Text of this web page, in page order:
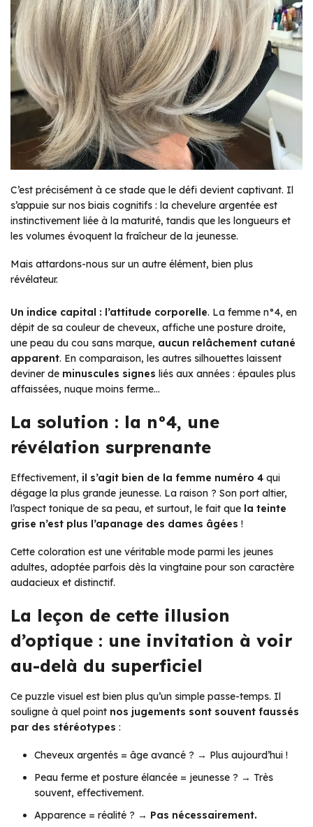
C’est précisément à ce stade que le défi devient captivant. Il
s’appuie sur nos biais cognitifs : la chevelure argentée est
instinctivement liée à la maturité, tandis que les longueurs et
les volumes évoquent la fraîcheur de la jeunesse.
Mais attardons-nous sur un autre élément, bien plus
révélateur.
Un indice capital : l’attitude corporelle. La femme n°4, en
dépit de sa couleur de cheveux, affiche une posture droite,
une peau du cou sans marque, aucun relâchement cutané
apparent. En comparaison, les autres silhouettes laissent
deviner de minuscules signes liés aux années : épaules plus
affaissées, nuque moins ferme…
La solution : la n°4, une
révélation surprenante
Effectivement, il s’agit bien de la femme numéro 4 qui
dégage la plus grande jeunesse. La raison ? Son port altier,
l’aspect tonique de sa peau, et surtout, le fait que la teinte
grise n’est plus l’apanage des dames âgées !
Cette coloration est une véritable mode parmi les jeunes
adultes, adoptée parfois dès la vingtaine pour son caractère
audacieux et distinctif.
La leçon de cette illusion
d’optique : une invitation à voir
au-delà du superficiel
Ce puzzle visuel est bien plus qu’un simple passe-temps. Il
souligne à quel point nos jugements sont souvent faussés
par des stéréotypes :
Cheveux argentés = âge avancé ? → Plus aujourd’hui !
Peau ferme et posture élancée = jeunesse ? → Très
souvent, effectivement.
Apparence = réalité ? → Pas nécessairement.